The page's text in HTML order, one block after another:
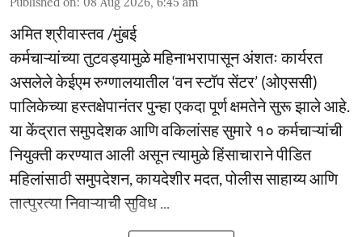
अमित श्रीवास्तव /मुंबई
कर्मचाऱ्यांच्या तुटवड्यामुळे महिनाभरापासून अंशतः कार्यरत
असलेले केईएम रुग्णालयातील ‘वन स्टॉप सेंटर’ (ओएससी)
पालिकेच्या हस्तक्षेपानंतर पुन्हा एकदा पूर्ण क्षमतेने सुरू झाले आहे.
या केंद्रात समुपदेशक आणि वकिलांसह सुमारे १० कर्मचाऱ्यांची
नियुक्ती करण्यात आली असून त्यामुळे हिंसाचाराने पीडित
महिलांसाठी समुपदेशन, कायदेशीर मदत, पोलीस साहाय्य आणि
तात्पुरत्या निवाऱ्याची सुविध ...